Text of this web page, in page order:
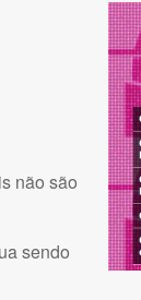
não são
sendo